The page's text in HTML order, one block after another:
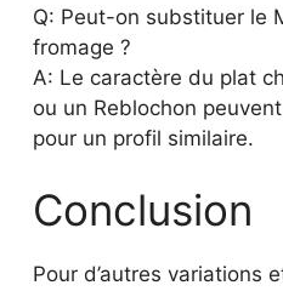
Q: Peut-on substituer le
fromage ?
A: Le caractère du plat
ou un Reblochon
pour un profil similaire.
Conclusion
Pour d’autres variations